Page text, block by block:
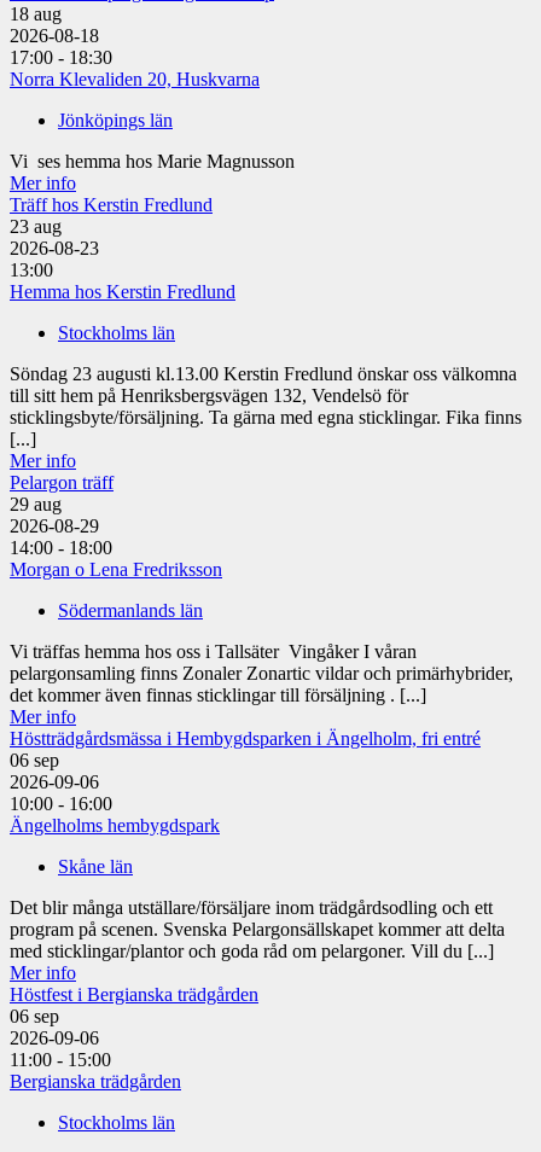
18 aug
2026-08-18
17:00 - 18:30
Norra Klevaliden 20, Huskvarna
Jönköpings län
Vi ses hemma hos Marie Magnusson
Mer info
Träff hos Kerstin Fredlund
23 aug
2026-08-23
13:00
Hemma hos Kerstin Fredlund
Stockholms län
Söndag 23 augusti kl.13.00 Kerstin Fredlund önskar oss välkomna
till sitt hem på Henriksbergsvägen 132, Vendelsö för
sticklingsbyte/försäljning. Ta gärna med egna sticklingar. Fika finns
[...]
Mer info
Pelargon träff
29 aug
2026-08-29
14:00 - 18:00
Morgan o Lena Fredriksson
Södermanlands län
Vi träffas hemma hos oss i Tallsäter Vingåker I våran
pelargonsamling finns Zonaler Zonartic vildar och primärhybrider,
det kommer även finnas sticklingar till försäljning . [...]
Mer info
Höstträdgårdsmässa i Hembygdsparken i Ängelholm, fri entré
06 sep
2026-09-06
10:00 - 16:00
Ängelholms hembygdspark
Skåne län
Det blir många utställare/försäljare inom trädgårdsodling och ett
program på scenen. Svenska Pelargonsällskapet kommer att delta
med sticklingar/plantor och goda råd om pelargoner. Vill du [...]
Mer info
Höstfest i Bergianska trädgården
06 sep
2026-09-06
11:00 - 15:00
Bergianska trädgården
Stockholms län